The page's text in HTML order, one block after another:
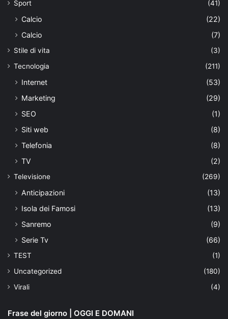
Sport
(41)
Calcio
(22)
Calcio
(7)
Stile di vita
(3)
Tecnologia
(211)
Internet
(53)
Marketing
(29)
SEO
(1)
Siti web
(8)
Telefonia
(8)
TV
(2)
Televisione (269)
Anticipazioni
(13)
Isola dei Famosi
(13)
Sanremo
(9)
Serie Tv
(66)
TEST
(1)
Uncategorized
(180)
Virali
(4)
Frase del giorno | OGGI E DOMANI